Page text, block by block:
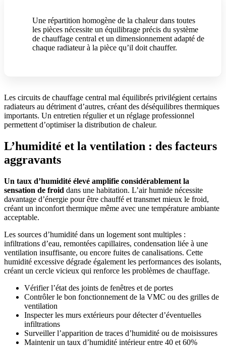
Une répartition homogène de la chaleur dans toutes
les pièces nécessite un équilibrage précis du système
de chauffage central et un dimensionnement adapté de
chaque radiateur à la pièce qu’il doit chauffer.
Les circuits de chauffage central mal équilibrés privilégient certains
radiateurs au détriment d’autres, créant des déséquilibres thermiques
importants. Un entretien régulier et un réglage professionnel
permettent d’optimiser la distribution de chaleur.
L’humidité et la ventilation : des facteurs
aggravants
Un taux d’humidité élevé amplifie considérablement la
sensation de froid dans une habitation. L’air humide nécessite
davantage d’énergie pour être chauffé et transmet mieux le froid,
créant un inconfort thermique même avec une température ambiante
acceptable.
Les sources d’humidité dans un logement sont multiples :
infiltrations d’eau, remontées capillaires, condensation liée à une
ventilation insuffisante, ou encore fuites de canalisations. Cette
humidité excessive dégrade également les performances des isolants,
créant un cercle vicieux qui renforce les problèmes de chauffage.
Vérifier l’état des joints de fenêtres et de portes
Contrôler le bon fonctionnement de la VMC ou des grilles de
ventilation
Inspecter les murs extérieurs pour détecter d’éventuelles
infiltrations
Surveiller l’apparition de traces d’humidité ou de moisissures
Maintenir un taux d’humidité intérieur entre 40 et 60%